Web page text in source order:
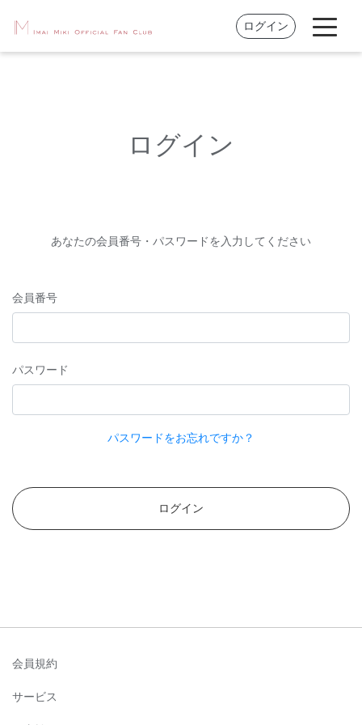
ログイン
ログイン
あなたの会員番号・パスワードを入力してください
会員番号
パスワード
パスワードをお忘れですか？
ログイン
会員規約
サービス